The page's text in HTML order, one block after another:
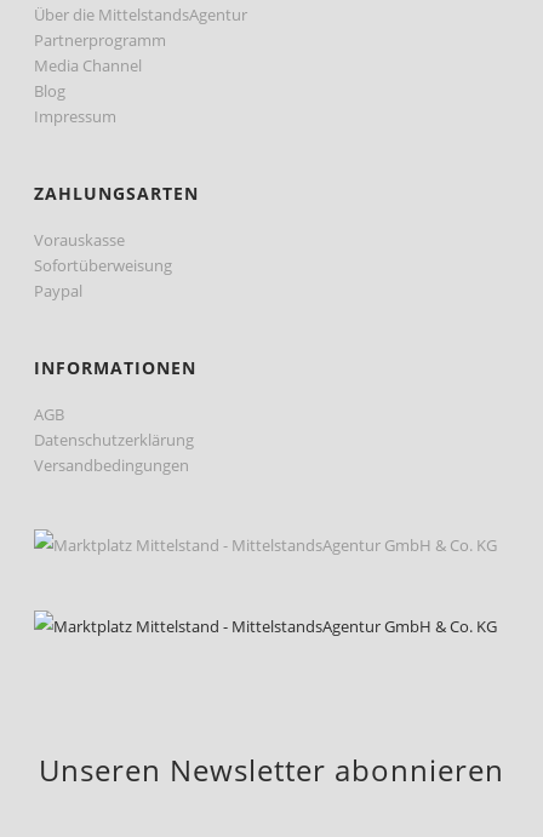
Über die MittelstandsAgentur
Partnerprogramm
Media Channel
Blog
Impressum
ZAHLUNGSARTEN
Vorauskasse
Sofortüberweisung
Paypal
INFORMATIONEN
AGB
Datenschutzerklärung
Versandbedingungen
Unseren Newsletter abonnieren